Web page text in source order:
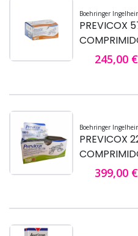
Boehringer
PREVICOX
245,00 €
Boehringer
PREVICOX
399,00 €